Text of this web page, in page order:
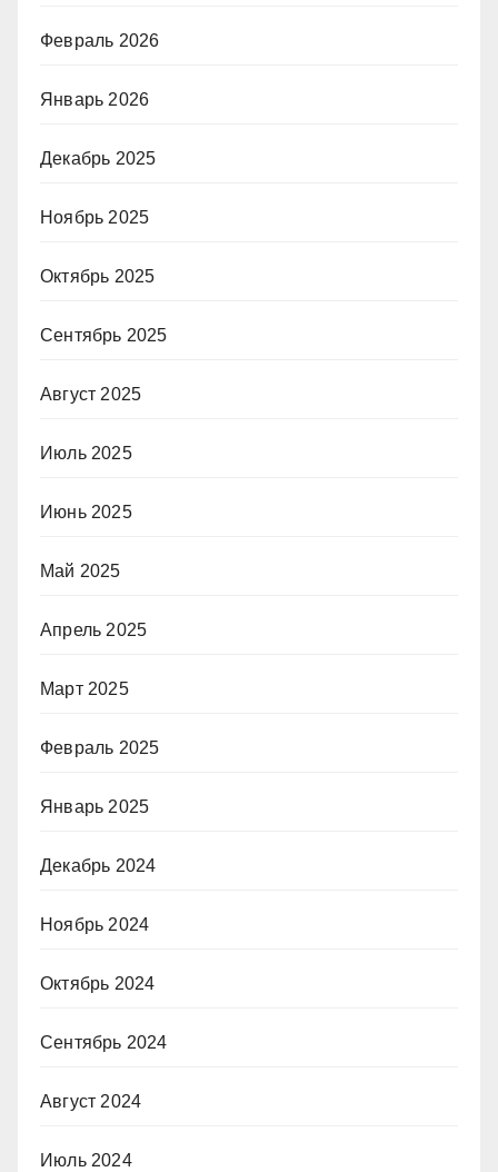
Февраль 2026
Январь 2026
Декабрь 2025
Ноябрь 2025
Октябрь 2025
Сентябрь 2025
Август 2025
Июль 2025
Июнь 2025
Май 2025
Апрель 2025
Март 2025
Февраль 2025
Январь 2025
Декабрь 2024
Ноябрь 2024
Октябрь 2024
Сентябрь 2024
Август 2024
Июль 2024